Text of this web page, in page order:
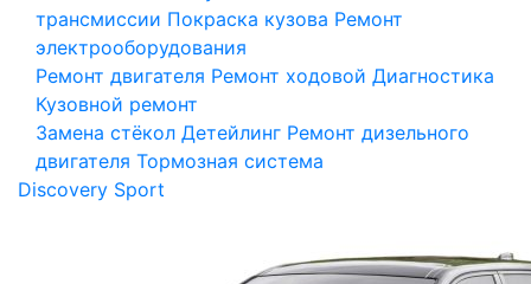
трансмиссии Покраска кузова Ремонт
электрооборудования
Ремонт двигателя Ремонт ходовой Диагностика
Кузовной ремонт
Замена стёкол Детейлинг Ремонт дизельного
двигателя Тормозная система
Discovery Sport